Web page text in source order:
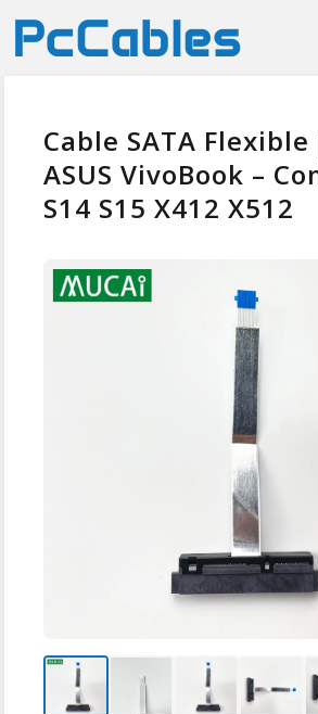
Cable SATA Flexible
ASUS VivoBook –
S14 S15 X412 X512